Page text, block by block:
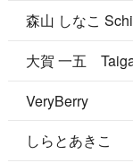
森山 しなこ
大賀 一五
VeryBerry
しらとあきこ